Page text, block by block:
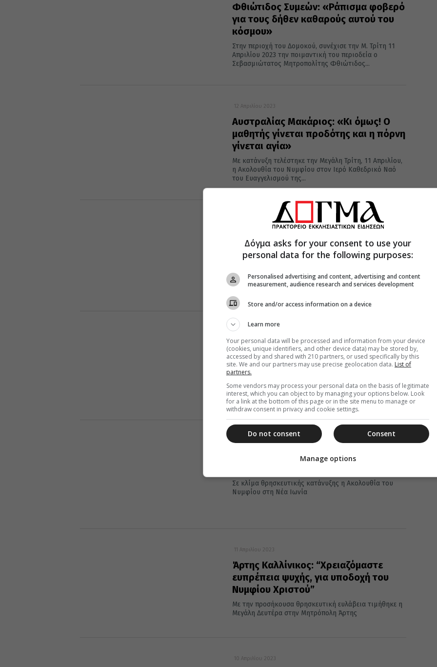
Φθιώτιδος Συμεών: «Ράπισμα φοβερό
για τους δήθεν καθαρούς αυτού του
κόσμου»
Στην περιοχή του Δομοκού, συνέχισε την Μ. Τρίτη 11
Απριλίου 2023 την ποιμαντική του περιοδεία ο
Σεβασμιώτατος Μητροπολίτης Φθιώτιδος...
12 Απριλίου 2023
Αυστραλίας Μακάριος: «Κι όμως! Ο
μαθητής γίνεται προδότης και η πόρνη
γίνεται αγία»
Με κατάνυξη τελέστηκε την Μεγάλη Τρίτη, 11 Απριλίου,
η Ακολουθία του Νυμφίου στον Ιερό Καθεδρικό Ναό
του Ευαγγελισμού της...
11 Απριλίου 2023
Η Ακολουθία του Νυμφίου στην
Κέρκυρα
Θεοτόκου Κοινοπιαστών, ο Σεβασμιώτατος
Μητροπολίτης Κερκύρας, Παξών και Διαποντίων
11 Απριλίου 2023
Η Ακολουθία του Νυμφίου από τον
Ιεραπύτνης Κύριλλο
Σε κατανυκτική ατμόσφαιρα τελέστηκε το βράδυ της
Κυριακής των Βαΐων 9 Απριλίου 2023 η Ακολουθία του
Όρθρου της Μεγάλης...
Η Ακολουθία του Νυμφίου στη Νέα
Σε κλίμα θρησκευτικής κατάνυξης η Ακολουθία του
Νυμφίου στη Νέα Ιωνία
11 Απριλίου 2023
Άρτης Καλλίνικος: “Χρειαζόμαστε
ευπρέπεια ψυχής, για υποδοχή του
Νυμφίου Χριστού”
Με την προσήκουσα θρησκευτική ευλάβεια τιμήθηκε η
Μεγάλη Δευτέρα στην Μητρόπολη Άρτης
10 Απριλίου 2023
Δόγμα asks for your consent to use your
personal data for the following purposes:
Personalised advertising and content, advertising and content
measurement, audience research and services development
Store and/or access information on a device
Learn more
Your personal data will be processed and information from your device
(cookies, unique identifiers, and other device data) may be stored by,
accessed by and shared with 210 partners, or used specifically by this
site. We and our partners may use precise geolocation data. List of
partners.
Some vendors may process your personal data on the basis of legitimate
interest, which you can object to by managing your options below. Look
for a link at the bottom of this page or in the site menu to manage or
withdraw consent in privacy and cookie settings.
Consent
Do not consent
Manage options